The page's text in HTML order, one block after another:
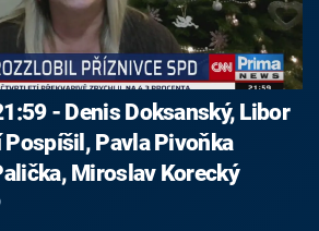
- Denis Doksanský, Libor
Pavla Pivoňka
Miroslav Korecký